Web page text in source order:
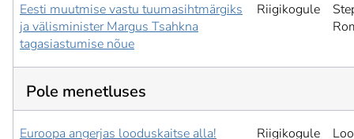
Eesti muutmise vastu tuumasihtmärgiks
ja välisminister Margus Tsahkna
tagasiastumise nõue
Riigikogule
Pole menetluses
Euroopa angerjas looduskaitse alla! Riigikogule